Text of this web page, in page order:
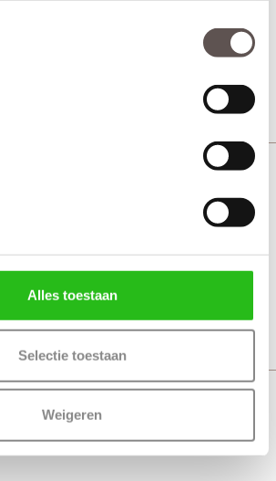
Alles toestaan
Selectie toestaan
Weigeren
Vanaf € 575,-
werkdagen
Bekijk
WK044 8 ruits